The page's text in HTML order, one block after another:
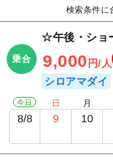
検索条件に
乗合
☆午後・ショ
9,000 円/人
シロアマダイ
今日
8/8
日
9
月
10